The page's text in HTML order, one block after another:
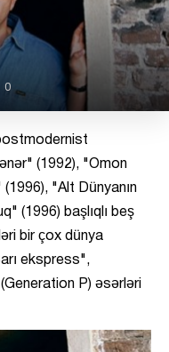
0
(1992), "Omon
(1996), "Alt Dünyanın
(1996) başlıqlı beş
bir çox dünya
ekspress",
P) əsərləri